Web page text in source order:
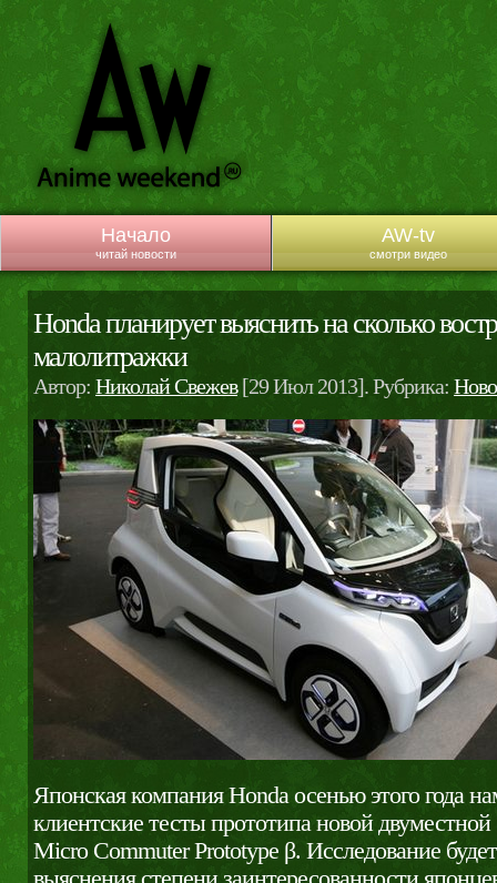
Начало
читай новости
AW-tv
смотри видео
Honda планирует выяснить на сколько
малолитражки
Автор: Николай Свежев[29 Июл 2013]. Рубрика:
Японская компания Honda осенью этого года
клиентские тесты прототипа новой
Micro Commuter Prototype β. Исследование